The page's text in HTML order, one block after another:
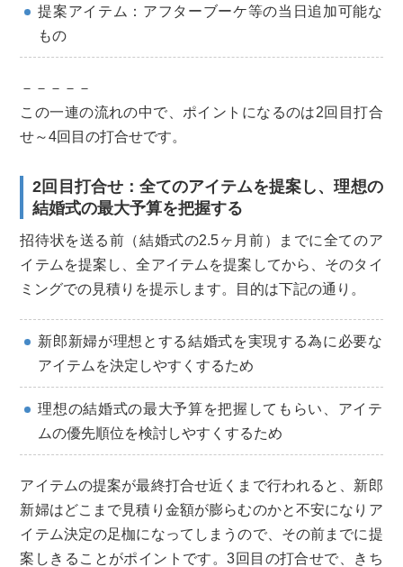
提案アイテム：アフターブーケ等の当日追加可能な
もの
－－－－－
この一連の流れの中で、ポイントになるのは2回目打合
せ～4回目の打合せです。
2回目打合せ：全てのアイテムを提案し、理想の
結婚式の最大予算を把握する
招待状を送る前（結婚式の2.5ヶ月前）までに全てのア
イテムを提案し、全アイテムを提案してから、そのタイ
ミングでの見積りを提示します。目的は下記の通り。
新郎新婦が理想とする結婚式を実現する為に必要な
アイテムを決定しやすくするため
理想の結婚式の最大予算を把握してもらい、アイテ
ムの優先順位を検討しやすくするため
アイテムの提案が最終打合せ近くまで行われると、新郎
新婦はどこまで見積り金額が膨らむのかと不安になりア
イテム決定の足枷になってしまうので、その前までに提
案しきることがポイントです。3回目の打合せで、きち